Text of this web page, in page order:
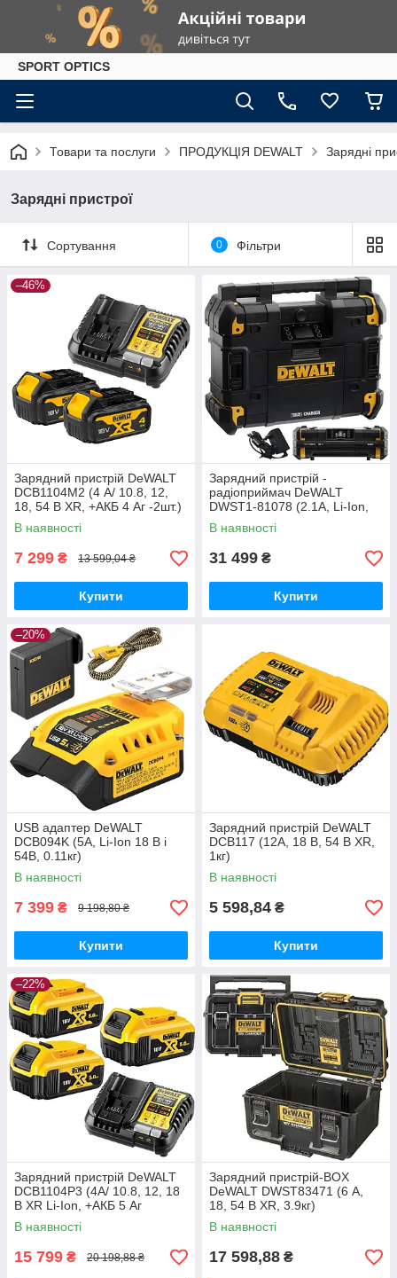
SPORT OPTICS
Товари та послуги ПРОДУКЦІЯ DEWALT Зарядні
Зарядні пристрої
Сортування 0 Фільтри
–46%
Зарядний пристрій DeWALT
DCB1104M2 (4 А/ 10.8, 12,
18, 54 В XR, +АКБ 4 Аг -2шт.)
В наявності
7 299 ₴ 13 599,04 ₴
Купити
Зарядний пристрій -
радіоприймач DeWALT
DWST1-81078 (2.1А, Li-Ion,
10.8В, 12В, 18В, 54В, 5.9кг)
В наявності
31 499 ₴
Купити
–20%
USB адаптер DeWALT
DCB094K (5А, Li-Ion 18 В і
54В, 0.11кг)
В наявності
7 399 ₴ 9 198,80 ₴
Купити
Зарядний пристрій DeWALT
DCB117 (12А, 18 В, 54 В XR,
1кг)
В наявності
5 598,84 ₴
Купити
–22%
Зарядний пристрій DeWALT
DCB1104P3 (4А/ 10.8, 12, 18
В XR Li-Ion, +АКБ 5 Аг
(DCB184) -3шт.)
В наявності
15 799 ₴ 20 198,88 ₴
Зарядний пристрій-BOX
DeWALT DWST83471 (6 А,
18, 54 В XR, 3.9кг)
В наявності
17 598,88 ₴